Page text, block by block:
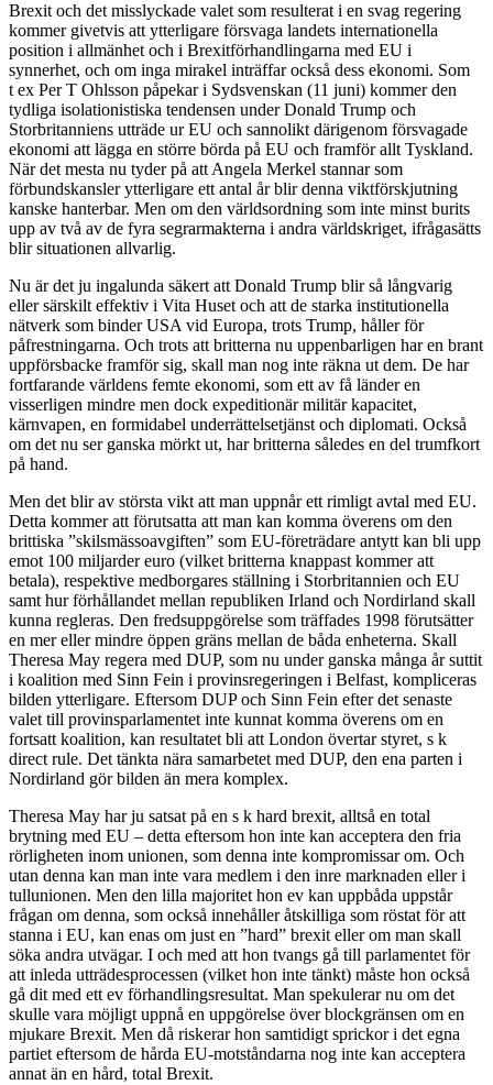
Brexit och det misslyckade valet som resulterat i en svag regering
kommer givetvis att ytterligare försvaga landets internationella
position i allmänhet och i Brexitförhandlingarna med EU i
synnerhet, och om inga mirakel inträffar också dess ekonomi. Som
t ex Per T Ohlsson påpekar i Sydsvenskan (11 juni) kommer den
tydliga isolationistiska tendensen under Donald Trump och
Storbritanniens utträde ur EU och sannolikt därigenom försvagade
ekonomi att lägga en större börda på EU och framför allt Tyskland.
När det mesta nu tyder på att Angela Merkel stannar som
förbundskansler ytterligare ett antal år blir denna viktförskjutning
kanske hanterbar. Men om den världsordning som inte minst burits
upp av två av de fyra segrarmakterna i andra världskriget, ifrågasätts
blir situationen allvarlig.
Nu är det ju ingalunda säkert att Donald Trump blir så långvarig
eller särskilt effektiv i Vita Huset och att de starka institutionella
nätverk som binder USA vid Europa, trots Trump, håller för
påfrestningarna. Och trots att britterna nu uppenbarligen har en brant
uppförsbacke framför sig, skall man nog inte räkna ut dem. De har
fortfarande världens femte ekonomi, som ett av få länder en
visserligen mindre men dock expeditionär militär kapacitet,
kärnvapen, en formidabel underrättelsetjänst och diplomati. Också
om det nu ser ganska mörkt ut, har britterna således en del trumfkort
på hand.
Men det blir av största vikt att man uppnår ett rimligt avtal med EU.
Detta kommer att förutsatta att man kan komma överens om den
brittiska ”skilsmässoavgiften” som EU-företrädare antytt kan bli upp
emot 100 miljarder euro (vilket britterna knappast kommer att
betala), respektive medborgares ställning i Storbritannien och EU
samt hur förhållandet mellan republiken Irland och Nordirland skall
kunna regleras. Den fredsuppgörelse som träffades 1998 förutsätter
en mer eller mindre öppen gräns mellan de båda enheterna. Skall
Theresa May regera med DUP, som nu under ganska många år suttit
i koalition med Sinn Fein i provinsregeringen i Belfast, kompliceras
bilden ytterligare. Eftersom DUP och Sinn Fein efter det senaste
valet till provinsparlamentet inte kunnat komma överens om en
fortsatt koalition, kan resultatet bli att London övertar styret, s k
direct rule. Det tänkta nära samarbetet med DUP, den ena parten i
Nordirland gör bilden än mera komplex.
Theresa May har ju satsat på en s k hard brexit, alltså en total
brytning med EU – detta eftersom hon inte kan acceptera den fria
rörligheten inom unionen, som denna inte kompromissar om. Och
utan denna kan man inte vara medlem i den inre marknaden eller i
tullunionen. Men den lilla majoritet hon ev kan uppbåda uppstår
frågan om denna, som också innehåller åtskilliga som röstat för att
stanna i EU, kan enas om just en ”hard” brexit eller om man skall
söka andra utvägar. I och med att hon tvangs gå till parlamentet för
att inleda utträdesprocessen (vilket hon inte tänkt) måste hon också
gå dit med ett ev förhandlingsresultat. Man spekulerar nu om det
skulle vara möjligt uppnå en uppgörelse över blockgränsen om en
mjukare Brexit. Men då riskerar hon samtidigt sprickor i det egna
partiet eftersom de hårda EU-motståndarna nog inte kan acceptera
annat än en hård, total Brexit.